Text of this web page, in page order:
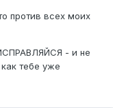
против всех моих
- и не
тебе уже